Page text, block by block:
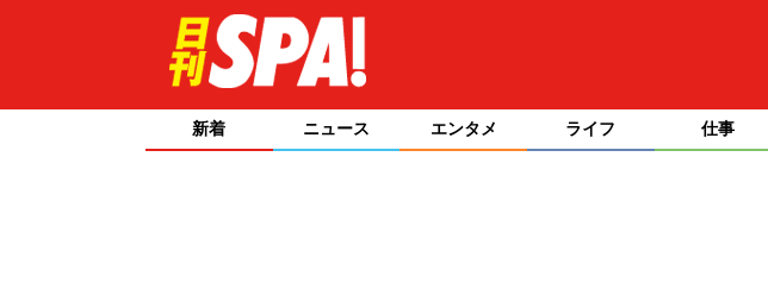
新着 ニュース エンタメ ライフ 仕事